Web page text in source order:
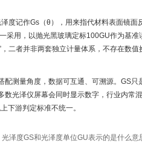
度记作Gs（θ），用来指代材料表面镜面
用，以抛光黑玻璃定标100GU作为基准
二者并非两套独立计量体系，不存在数值
测量角度，数据可互通、可溯源。GS只
光泽仪屏幕会同时显示数字，行业内常
下游判定标准不统一。
光泽度GS和光泽度单位GU表示的是什么意